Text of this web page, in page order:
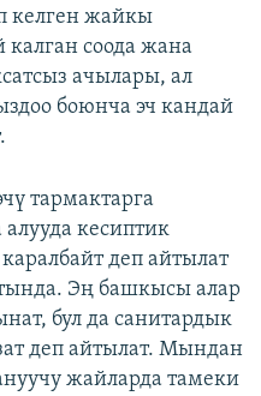
келген жайкы
соода жана
ачылары, ал
боюнча эч кандай
тармактарга
кесиптик
деп айтылат
Эң башкысы алар
бул да санитардык
деп айтылат. Мындан
жайларда тамеки